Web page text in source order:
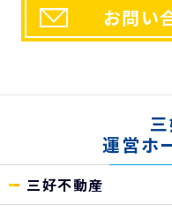
【個人情報お客様相談
〒810-0054 福岡市中
株式会社三好不動産 本
お問い
運営ホ
三好不動産